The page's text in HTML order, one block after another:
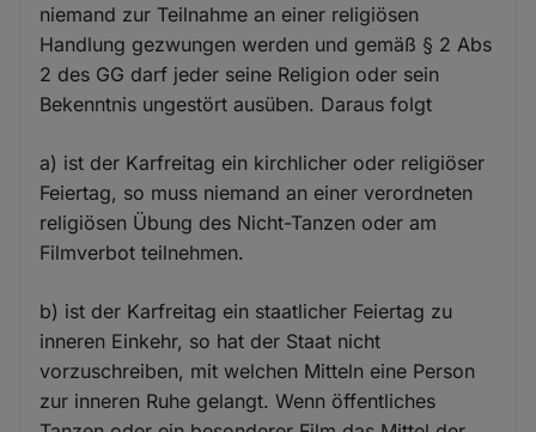
niemand zur Teilnahme an einer religiösen
Handlung gezwungen werden und gemäß § 2 Abs
2 des GG darf jeder seine Religion oder sein
Bekenntnis ungestört ausüben. Daraus folgt
a) ist der Karfreitag ein kirchlicher oder religiöser
Feiertag, so muss niemand an einer verordneten
religiösen Übung des Nicht-Tanzen oder am
Filmverbot teilnehmen.
b) ist der Karfreitag ein staatlicher Feiertag zu
inneren Einkehr, so hat der Staat nicht
vorzuschreiben, mit welchen Mitteln eine Person
zur inneren Ruhe gelangt. Wenn öffentliches